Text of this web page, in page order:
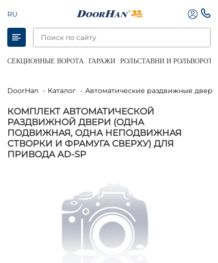
RU
СЕКЦИОННЫЕ ВОРОТА ГАРАЖИ РОЛЬСТАВНИ И РОЛЬВОРОТА
DoorHan Каталог Автоматические раздвижные двери
КОМПЛЕКТ АВТОМАТИЧЕСКОЙ
РАЗДВИЖНОЙ ДВЕРИ (ОДНА
ПОДВИЖНАЯ, ОДНА НЕПОДВИЖНАЯ
СТВОРКИ И ФРАМУГА СВЕРХУ) ДЛЯ
ПРИВОДА AD-SP